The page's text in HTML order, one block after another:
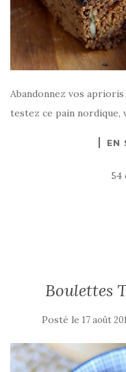
Abandonnez vos
testez ce pain nordique,
EN
54
Boulettes
Posté le 17 août